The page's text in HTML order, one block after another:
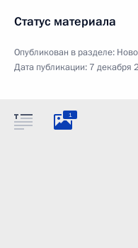
Статус материала
Опубликован в разделе:
Дата публикации: 7 декабря
1